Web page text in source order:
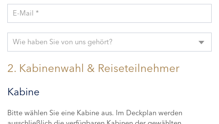
E-Mail *
Wie haben Sie von uns gehört?
2. Kabinenwahl & Reiseteilnehmer
Kabine
Bitte wählen Sie eine Kabine aus. Im Deckplan werden